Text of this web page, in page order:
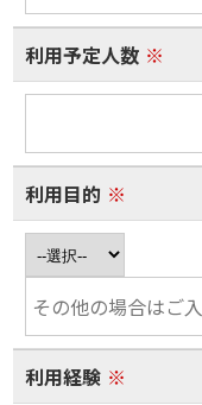
利用予定人数 ※
利用目的 ※
利用経験 ※